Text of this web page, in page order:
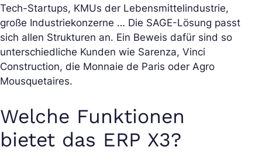
Tech-Startups, KMUs der Lebensmittelindustrie,
große Industriekonzerne … Die SAGE-Lösung passt
sich allen Strukturen an. Ein Beweis dafür sind so
unterschiedliche Kunden wie Sarenza, Vinci
Construction, die Monnaie de Paris oder Agro
Mousquetaires.
Welche Funktionen
bietet das ERP X3?